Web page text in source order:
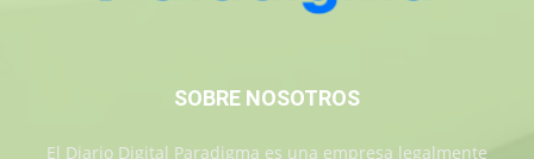
SOBRE NOSOTROS
El Diario Digital Paradigma es una empresa legalmente